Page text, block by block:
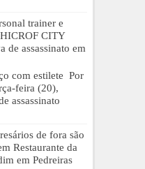
trainer e
CITY
de assassinato em
com estilete Por
feira (20),
assassinato
de fora são
Restaurante da
em Pedreiras